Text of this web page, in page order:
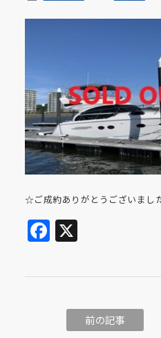
☆ご成約ありがとうございました
Facebook
X
前の記事